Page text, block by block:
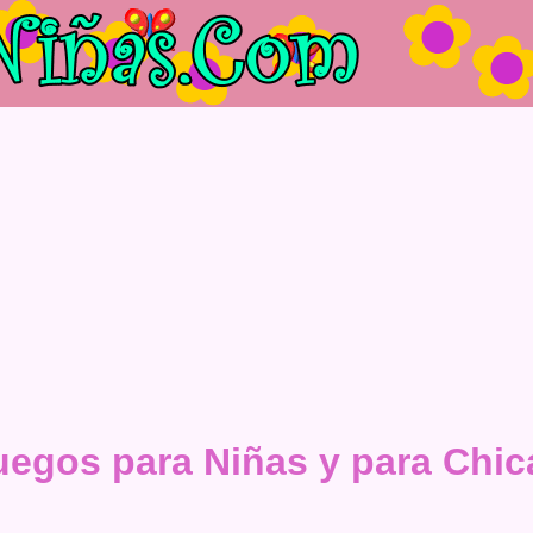
para Niñas y para